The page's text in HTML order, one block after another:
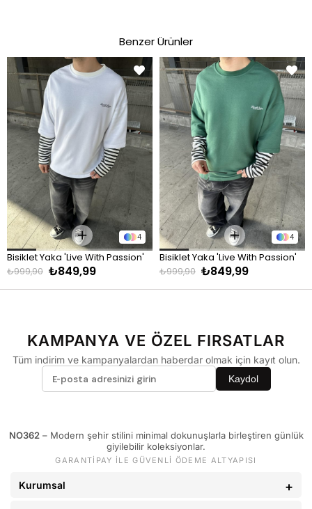
60 - 74 kg S
85 - 89 kg
90 - 110 kg
Pantolon
KİLO BEDEN
60 - 65 kg 29
66 - 71 kg 30
72 - 77 kg 31
78 - 82 kg 32
34
94 - 110 kg 36
Benzer Ürünler
4
Bisiklet Yaka 'Live With Passion'
Baskılı Sweatshirt Beyaz
₺849,99
₺999,90
4
Bisiklet Yaka 'Live With Passion'
Baskılı Sweatshirt Yeşil
₺849,99
₺999,90
KAMPANYA VE ÖZEL FIRSATLAR
Tüm indirim ve kampanyalardan haberdar olmak için kayıt olun.
Kaydol
NO362– Modern şehir stilini minimal dokunuşlarla birleştiren günlük
giyilebilir koleksiyonlar.
GARANTİPAY İLE GÜVENLİ ÖDEME ALTYAPISI
Kurumsal